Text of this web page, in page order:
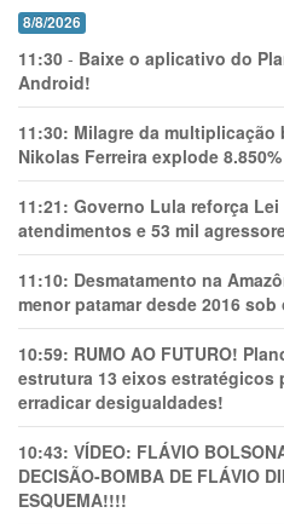
8/8/2026
11:30 - Baixe o aplicativo do
Android!
11:30: Milagre da
Nikolas Ferreira explode
11:21: Governo Lula reforça Lei
atendimentos e 53 mil
11:10: Desmatamento na
menor patamar desde 2016
10:59: RUMO AO FUTURO!
estrutura 13 eixos estratégicos
erradicar desigualdades!
10:43: VÍDEO: FLÁVIO
DECISÃO-BOMBA DE FLÁVIO
ESQUEMA!!!!